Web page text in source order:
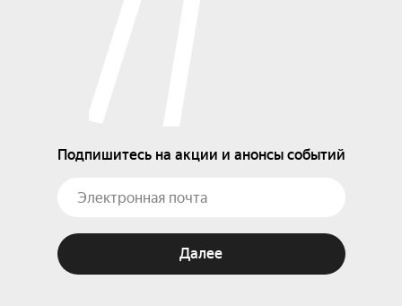
Подпишитесь на акции и анонсы событий
Далее